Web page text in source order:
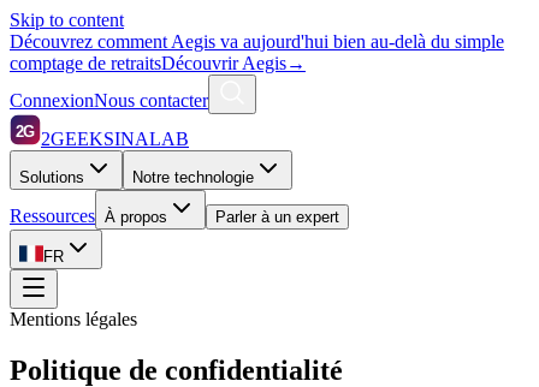
Skip to content
Découvrez comment Aegis va aujourd'hui bien au-delà du simple
comptage de retraitsDécouvrir Aegis→
ConnexionNous contacter
2G 2GEEKSINALAB
Solutions Notre technologie
Ressources À propos Parler à un expert
FR
Mentions légales
Politique de confidentialité